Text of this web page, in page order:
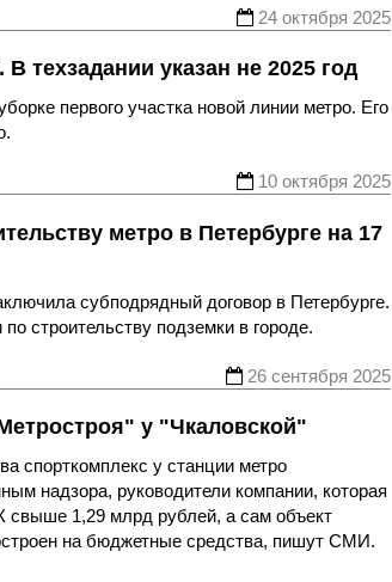
24 октября 2025
техзадании указан не 2025 год
первого участка новой линии метро. Его
10 октября 2025
метро в Петербурге на 17
субподрядный договор в Петербурге.
строительству подземки в городе.
26 сентября 2025
у "Чкаловской"
спорткомплекс у станции метро
надзора, руководители компании, которая
свыше 1,29 млрд рублей, а сам объект
на бюджетные средства, пишут СМИ.